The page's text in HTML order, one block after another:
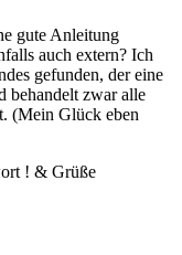
gute Anleitung
auch extern? Ich
gefunden, der eine
behandelt zwar alle
(Mein Glück eben
! & Grüße